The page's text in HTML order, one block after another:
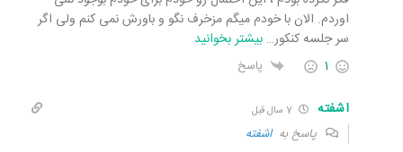
اوردم. الان با خودم میگم مزخرف نگو و باورش نمی کنم ولی اگر
سر جلسه کنکور… بیشتر بخوانید
1 پاسخ
اشفته
پاسخ بهاشفته